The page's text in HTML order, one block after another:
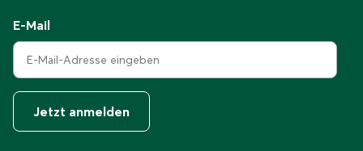
E-Mail
Jetzt anmelden